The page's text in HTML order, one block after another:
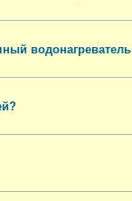
водонагреватель